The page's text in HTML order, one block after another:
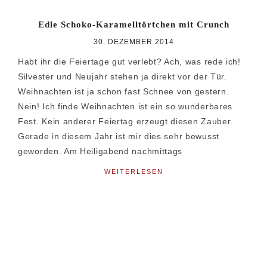
Edle Schoko-Karamelltörtchen mit Crunch
30. DEZEMBER 2014
Habt ihr die Feiertage gut verlebt? Ach, was rede ich!
Silvester und Neujahr stehen ja direkt vor der Tür.
Weihnachten ist ja schon fast Schnee von gestern.
Nein! Ich finde Weihnachten ist ein so wunderbares
Fest. Kein anderer Feiertag erzeugt diesen Zauber.
Gerade in diesem Jahr ist mir dies sehr bewusst
geworden. Am Heiligabend nachmittags
WEITERLESEN